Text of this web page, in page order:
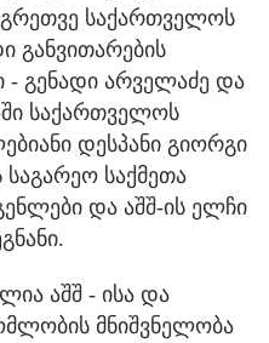
საქართველოს
განვითარების
- გენადი არველაძე და
ში საქართველოს
დესპანი გიორგი
საქმეთა
და აშშ-ის ელჩი
აშშ - ისა და
მნიშვნელობა